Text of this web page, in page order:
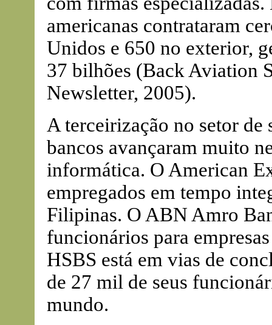
americanas contrataram
Unidos e 650 no exterior,
37 bilhões (Back Aviation
Newsletter, 2005).
A terceirização no setor de
bancos avançaram muito
informática. O American
empregados em tempo
Filipinas. O ABN Amro
funcionários para
HSBS está em vias de
de 27 mil de seus
mundo.